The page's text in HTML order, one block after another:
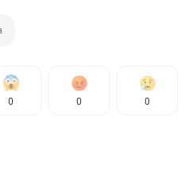
0 0 0